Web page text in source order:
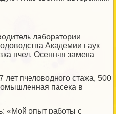
лаборатории
Академии наук
пчел. Осенняя замена
лет пчеловодного стажа, 500
пасека в
«Мой опыт работы с